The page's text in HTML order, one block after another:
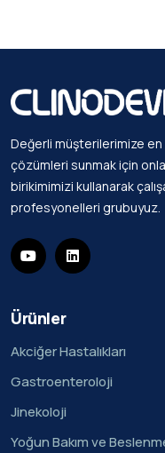
Değerli müşterilerimize
çözümleri sunmak için
birikimimizi kullanarak
profesyonelleri grubuyuz.
Ürünler
Akciğer Hastalıkları
Gastroenteroloji
Jinekoloji
Yoğun Bakım ve